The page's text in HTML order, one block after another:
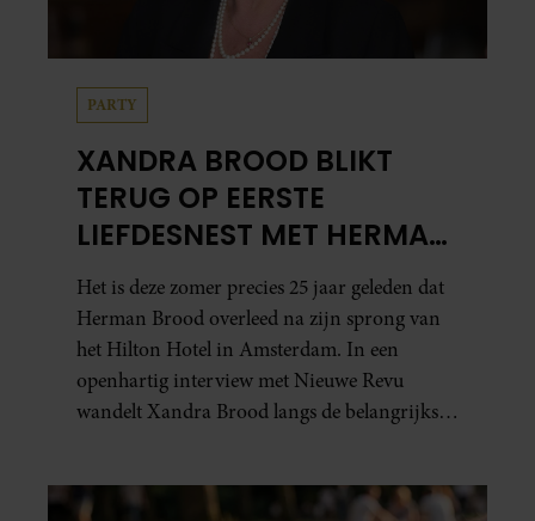
PARTY
XANDRA BROOD BLIKT
TERUG OP EERSTE
LIEFDESNEST MET HERMAN
BROOD: “HIER IS LOLA
GEBOREN”
Het is deze zomer precies 25 jaar geleden dat
Herman Brood overleed na zijn sprong van
het Hilton Hotel in Amsterdam. In een
openhartig interview met Nieuwe Revu
wandelt Xandra Brood langs de belangrijkste
Leidsedwarsstraat roept een stortvloed aan